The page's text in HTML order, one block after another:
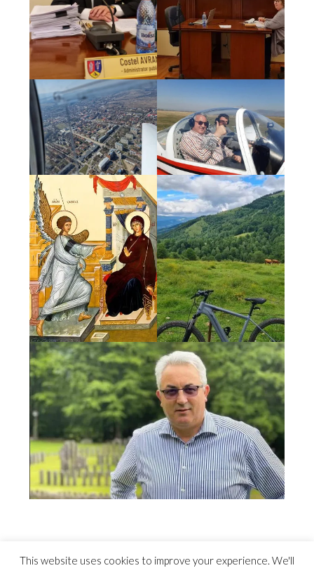
This website uses cookies to improve your experience. We'll